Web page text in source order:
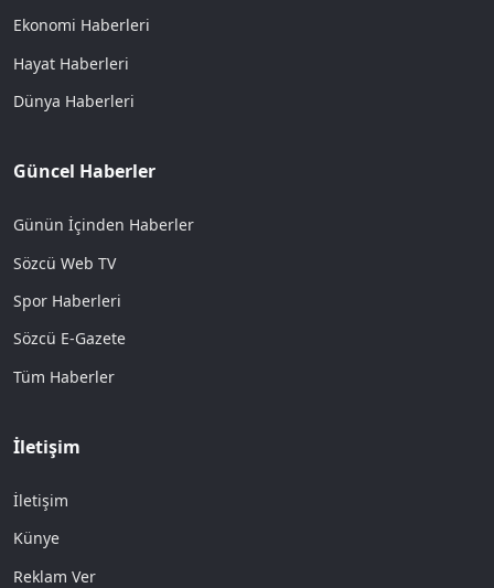
Ekonomi Haberleri
Hayat Haberleri
Dünya Haberleri
Güncel Haberler
Günün İçinden Haberler
Sözcü Web TV
Spor Haberleri
Sözcü E-Gazete
Tüm Haberler
İletişim
İletişim
Künye
Reklam Ver